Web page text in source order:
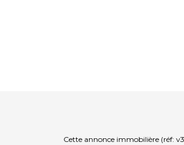
Cette annonce immobilière (réf: